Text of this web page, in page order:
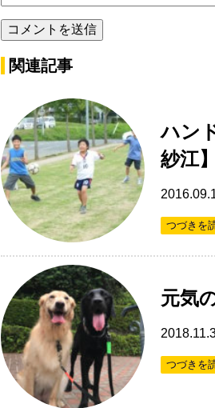
関連記事
ハン
紗江】
つづきを
元気
つづきを